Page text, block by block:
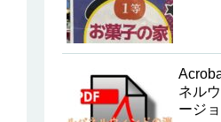
ネル
ージ